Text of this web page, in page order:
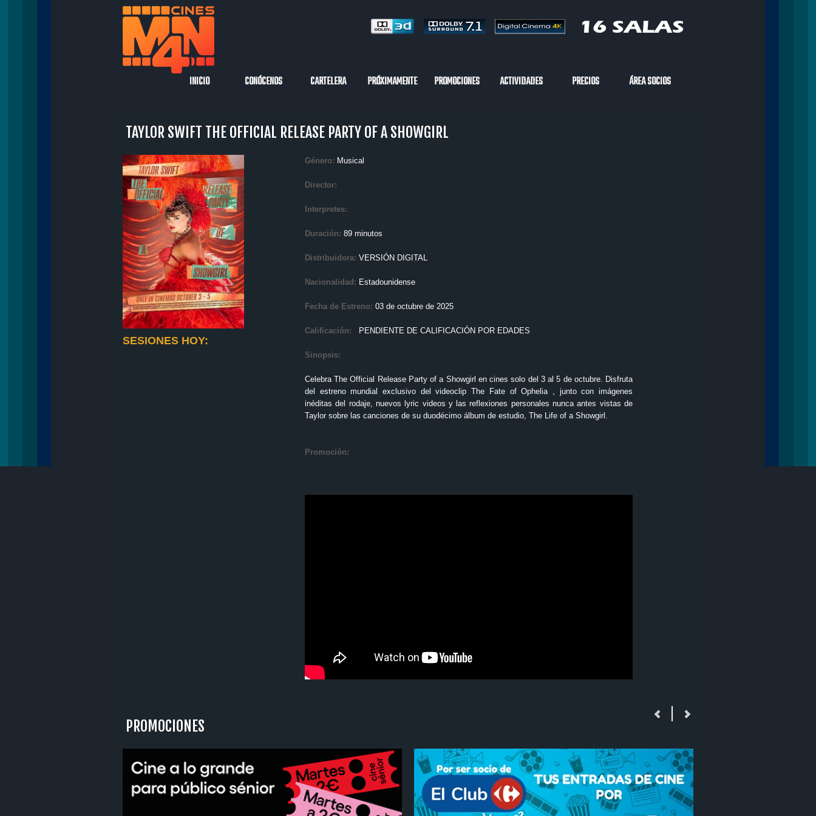
INICIO CONÓCENOS CARTELERA PRÓXIMAMENTE PROMOCIONES ACTIVIDADES PRECIOS ÁREA SOCIOS
TAYLOR SWIFT THE OFFICIAL RELEASE PARTY OF A SHOWGIRL
SESIONES HOY:
Género: Musical
Director:
Interpretes:
Duración: 89 minutos
Distribuidora: VERSIÓN DIGITAL
Nacionalidad: Estadounidense
Fecha de Estreno: 03 de octubre de 2025
Calificación: PENDIENTE DE CALIFICACIÓN POR EDADES
Sinopsis:
Celebra The Official Release Party of a Showgirl en cines solo del 3 al 5 de octubre. Disfruta
del estreno mundial exclusivo del videoclip The Fate of Ophelia , junto con imágenes
inéditas del rodaje, nuevos lyric videos y las reflexiones personales nunca antes vistas de
Taylor sobre las canciones de su duodécimo álbum de estudio, The Life of a Showgirl.
Promoción:
PROMOCIONES